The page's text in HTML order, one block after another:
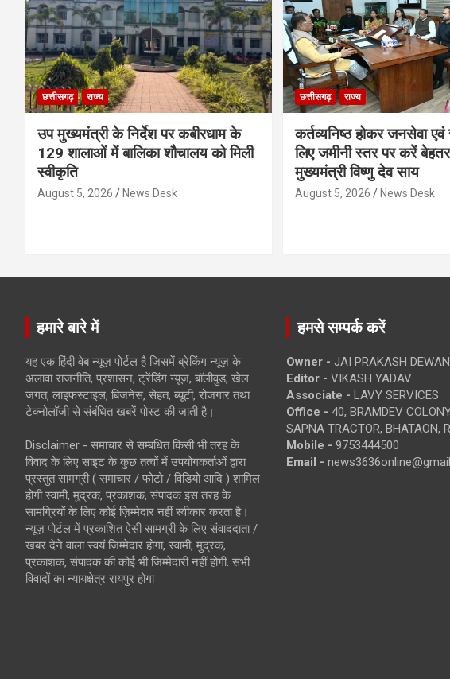
छत्तीसगढ़ राज्य
उप मुख्यमंत्री के निर्देश पर कबीरधाम के
129 शालाओं में बालिका शौचालय को मिली
स्वीकृति
August 5, 2026 News Desk
छत्तीसगढ़ राज्य
कर्तव्यनिष्ठ होकर जनसेवा
लिए जमीनी स्तर पर करें बेहतर
मुख्यमंत्री विष्णु देव साय
August 5, 2026 News Desk
हमारे बारे में
यह एक हिंदी वेब न्यूज़ पोर्टल है जिसमें ब्रेकिंग न्यूज़ के
अलावा राजनीति, प्रशासन, ट्रेंडिंग न्यूज, बॉलीवुड, खेल
जगत, लाइफस्टाइल, बिजनेस, सेहत, ब्यूटी, रोजगार तथा
टेक्नोलॉजी से संबंधित खबरें पोस्ट की जाती है।
Disclaimer - समाचार से सम्बंधित किसी भी तरह के
विवाद के लिए साइट के कुछ तत्वों में उपयोगकर्ताओं द्वारा
प्रस्तुत सामग्री ( समाचार / फोटो / विडियो आदि ) शामिल
होगी स्वामी, मुद्रक, प्रकाशक, संपादक इस तरह के
सामग्रियों के लिए कोई ज़िम्मेदार नहीं स्वीकार करता है।
न्यूज़ पोर्टल में प्रकाशित ऐसी सामग्री के लिए संवाददाता /
खबर देने वाला स्वयं जिम्मेदार होगा, स्वामी, मुद्रक,
प्रकाशक, संपादक की कोई भी जिम्मेदारी नहीं होगी. सभी
विवादों का न्यायक्षेत्र रायपुर होगा
हमसे सम्पर्क करें
Owner - JAI PRAKASH
Editor - VIKASH YADAV
Associate - LAVY SERVICES
Office - 40, BRAMDEV
SAPNA TRACTOR, BHATAON,
Mobile - 9753444500
Email -